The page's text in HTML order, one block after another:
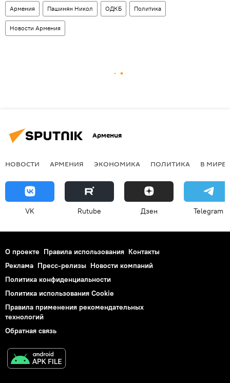
Армения Пашинян Никол ОДКБ Политика
Новости Армения
Армения
НОВОСТИ АРМЕНИЯ ЭКОНОМИКА ПОЛИТИКА В МИРЕ
VK Rutube Дзен Telegram
О проекте Правила использования Контакты
Реклама Пресс-релизы Новости компаний
Политика конфиденциальности
Политика использования Cookie
Правила применения рекомендательных
технологий
Обратная связь